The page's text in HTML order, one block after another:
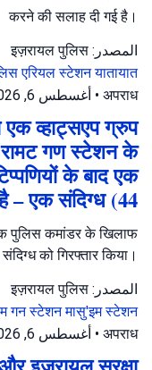
करने की सलाह दी गई है।
المصدر: इज़रायल पुलिस
एरियल स्टेशनयातायात
अपराध
• أغسطس 6, 2026 at 3:28 م
व्हाट्सएप ग्रुप
गण स्टेशन के
के बाद एक
एक संदिग्ध (44,
पुलिस कमांडर के खिलाफ
को गिरफ्तार किया।
المصدر: इज़रायल पुलिस
गन स्टेशनमासु'इम स्टेशन
अपराध
• أغسطس 6, 2026 at 1:48 م